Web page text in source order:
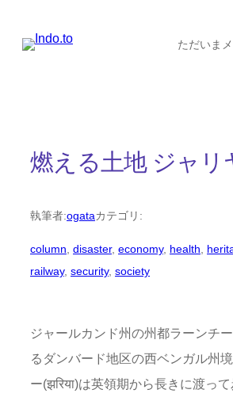
ただいま
燃える土地 ジャリ
執筆者:ogataカテゴリ:
column, disaster, economy, health,
railway, security, society
ジャールカンド州の州都ラーンチ
るダンバード地区の西ベンガル州
ー(झरिया)は英領期から長きに渡っ